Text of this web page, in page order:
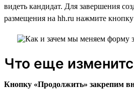
видеть кандидат. Для завершения
размещения на hh.ru нажмите
Что еще
Кнопку «Продолжить» закрепим